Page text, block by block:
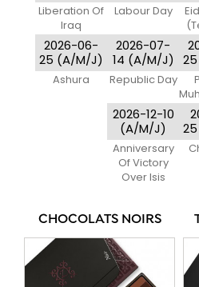
Liberation Of
Iraq
Labour Day
2026-06-
25 (A/M/J)
Ashura
2026-07-
14 (A/M/J)
Republic Day
2026-12-10
(A/M/J)
Anniversary
Of Victory
Over Isis
CHOCOLATS NOIRS